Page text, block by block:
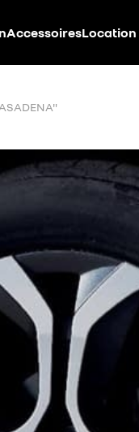
AccessoiresLocation